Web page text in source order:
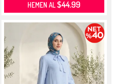
HEMEN AL$44.99